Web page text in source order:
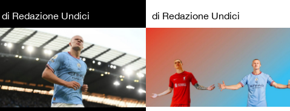
di Redazione Undici
di Redazione Undici
CALCIO